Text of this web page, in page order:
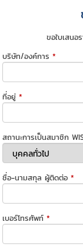
ขอใบเสน
บริษัท/องค์การ *
ที่อยู่ *
สถานะการเป็นสมาชิก
ชื่อ-นามสกุล ผู้ติดต่อ *
เบอร์โทรศัพท์ *